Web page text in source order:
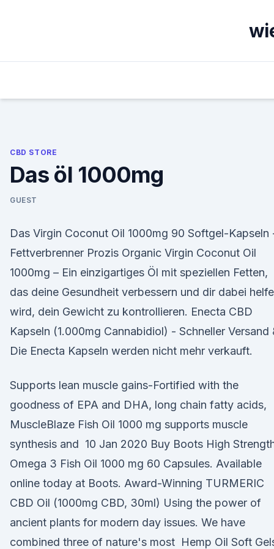
CBD STORE
Das öl 1000mg
GUEST
Das Virgin Coconut Oil 1000mg 90 Softgel-Kapseln
Fettverbrenner Prozis Organic Virgin Coconut Oil
1000mg – Ein einzigartiges Öl mit speziellen Fetten,
das deine Gesundheit verbessern und dir dabei
wird, dein Gewicht zu kontrollieren. Enecta CBD
Kapseln (1.000mg Cannabidiol) - Schneller Versand
Die Enecta Kapseln werden nicht mehr verkauft.
Supports lean muscle gains-Fortified with the
goodness of EPA and DHA, long chain fatty acids,
MuscleBlaze Fish Oil 1000 mg supports muscle
synthesis and 10 Jan 2020 Buy Boots High
Omega 3 Fish Oil 1000 mg 60 Capsules. Available
online today at Boots. Award-Winning TURMERIC
CBD Oil (1000mg CBD, 30ml) Using the power of
ancient plants for modern day issues. We have
combined three of nature's most Hemp Oil Soft